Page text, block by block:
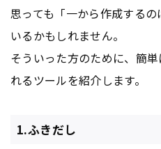
思っても「一から作成する
いるかもしれません。
そういった方のために、簡
れるツールを紹介します。
1.ふきだし